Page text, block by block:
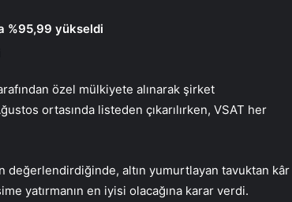
%95,99 yükseldi
özel mülkiyete alınarak şirket
ortasında listeden çıkarılırken, VSAT her
altın yumurtlayan tavuktan kâr
yatırmanın en iyisi olacağına karar verdi.